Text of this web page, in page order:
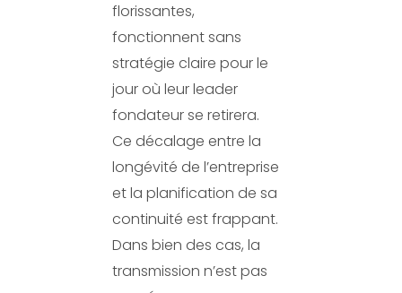
florissantes,
fonctionnent sans
stratégie claire pour le
jour où leur leader
fondateur se retirera.
Ce décalage entre la
longévité de l’entreprise
et la planification de sa
continuité est frappant.
Dans bien des cas, la
transmission n’est pas